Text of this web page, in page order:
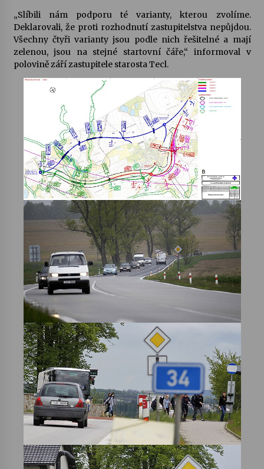
Vysočinka
17. 7. 2026
14. 7. 2026
Za kulturou kousek za Humpolec. V Želivě ožije
odkaz Josefa Čapka
13. 7. 2026
Varhanní recitál Michala Novenka v Klášteře
Želiv
3. 7. 2026
Petr Adamec – Malovaný svět
30. 6. 2026
„Slíbili nám podporu té varianty, kterou zvolíme.
Deklarovali, že proti rozhodnutí zastupitelstva nepůjdou.
Všechny čtyři varianty jsou podle nich řešitelné a mají
zelenou, jsou na stejné startovní čáře,“ informoval v
polovině září zastupitele starosta Tecl.